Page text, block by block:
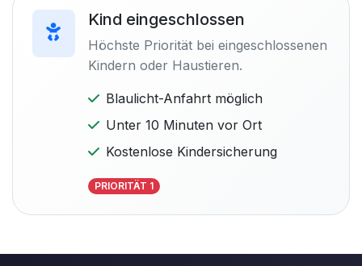
Kind eingeschlossen
Höchste Priorität bei eingeschlossenen
Kindern oder Haustieren.
Blaulicht-Anfahrt möglich
Unter 10 Minuten vor Ort
Kostenlose Kindersicherung
PRIORITÄT 1